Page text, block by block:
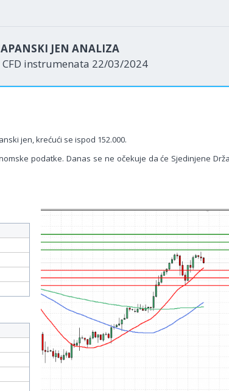
JEN ANALIZA
instrumenata 22/03/2024
jen, krećući se ispod 152.000.
podatke. Danas se ne očekuje da će Sjedinjene